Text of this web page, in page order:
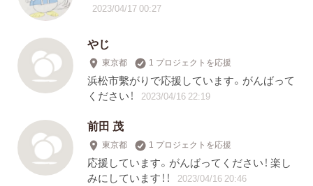
2023/04/17 00:27
やじ
東京都 1 プロジェクトを応援
浜松市繫がりで応援しています。がんばって
ください！
2023/04/16 22:19
前田 茂
東京都 1 プロジェクトを応援
応援しています。がんばってください！ 楽し
みにしています！！
2023/04/16 20:46